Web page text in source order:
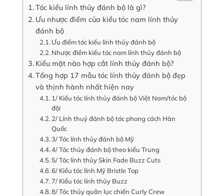
Tóc kiểu lính thủy đánh bộ là gì?
Ưu nhược điểm của kiểu tóc nam lính thủy
đánh bộ
Ưu điểm tóc kiểu lính thủy đánh bộ
Nhược điểm kiểu tóc nam lính thủy đánh bộ
Kiểu mặt nào hợp cắt lính thủy đánh bộ?
Tổng hợp 17 mẫu tóc lính thủy đánh bộ đẹp
và thịnh hành nhất hiện nay
1/ Kiểu tóc lính thủy đánh bộ Việt Nam/tóc bộ
đội
2/ Lính thuỷ đánh bộ tóc phong cách Hàn
Quốc
3/ Tóc lính thủy đánh bộ Mỹ
4/ Tóc thủy đánh bộ theo kiểu Trung
5/ Tóc lính thủy Skin Fade Buzz Cuts
6/ Kiểu tóc lính Mỹ Bristle Top
7/ Kiểu tóc lính thủy Buzz
8/ Tóc thủy quân lục chiến Curly Crew